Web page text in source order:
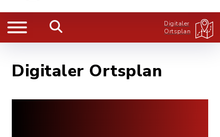
Digitaler
Ortsplan
Digitaler Ortsplan